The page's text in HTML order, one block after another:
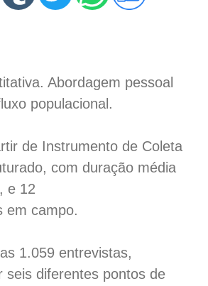
Abordagem pessoal
populacional.
de Instrumento de Coleta
com duração média
e 12
em campo.
1.059 entrevistas,
seis diferentes pontos de